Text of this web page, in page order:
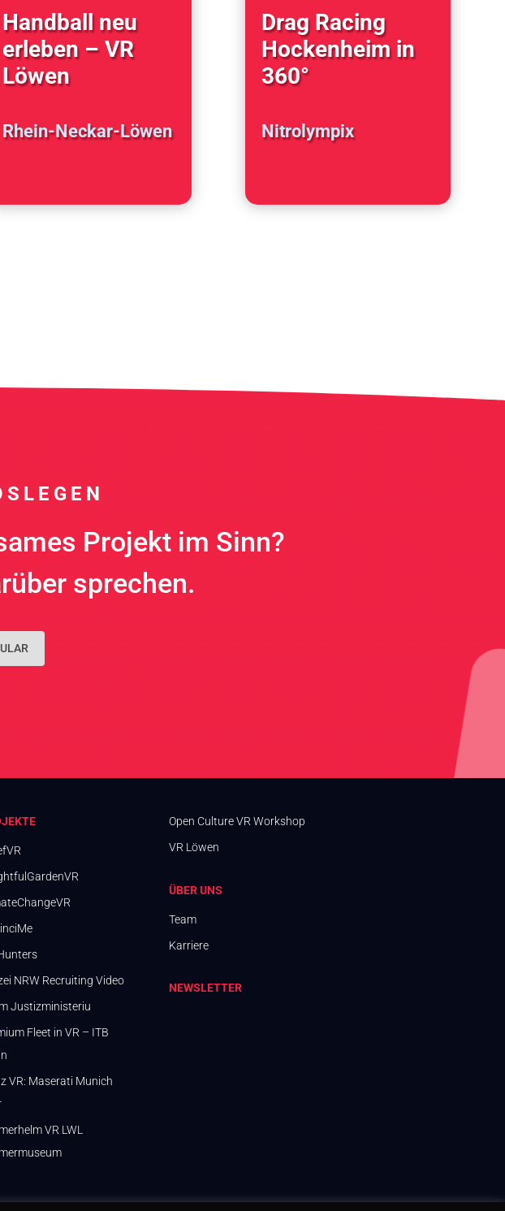
Handball neu
erleben – VR
Löwen
Rhein-Neckar-Löwen
Drag Racing
Hockenheim in
360°
Nitrolympix
Projekt im Sinn?
sprechen.
NRW Recruiting Video
Justizministeriu
Fleet in VR – ITB
VR: Maserati Munich
VR LWL
Open Culture VR Workshop
VR Löwen
ÜBER UNS
Team
Karriere
NEWSLETTER